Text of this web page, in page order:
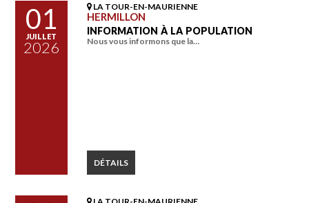
01
JUILLET
2026
LA TOUR-EN-MAURIENNE
HERMILLON
INFORMATION À LA POPULATION
Nous vous informons que la…
DÉTAILS